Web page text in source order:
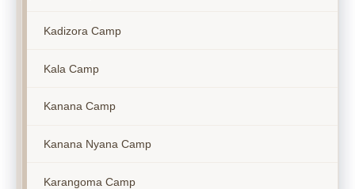
Kadizora Camp
Kala Camp
Kanana Camp
Kanana Nyana Camp
Karangoma Camp